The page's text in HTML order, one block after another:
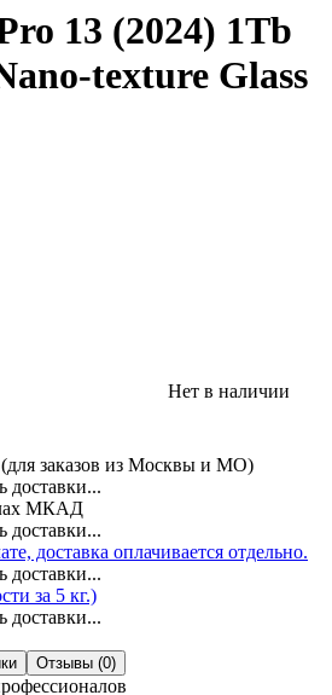
13 (2024) 1Tb
texture Glass
Нет в наличии
заказов из Москвы и МО)
доставки...
МКАД
доставки...
доставка оплачивается отдельно.
доставки...
за 5 кг.)
доставки...
Отзывы (0)